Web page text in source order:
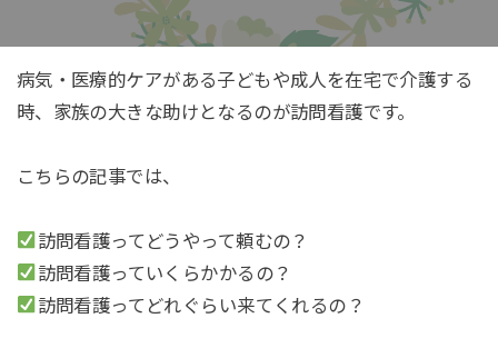
病気・医療的ケアがある子どもや成人を在宅で介護する
時、家族の大きな助けとなるのが訪問看護です。
こちらの記事では、
訪問看護ってどうやって頼むの？
訪問看護っていくらかかるの？
訪問看護ってどれぐらい来てくれるの？